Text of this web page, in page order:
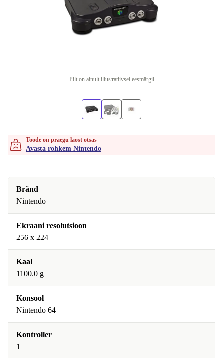
Pilt on ainult illustratiivsel eesmärgil
Toode on praegu laost otsas
Avasta rohkem Nintendo
Bränd
Nintendo
Ekraani resolutsioon
256 x 224
Kaal
1100.0 g
Konsool
Nintendo 64
Kontroller
1